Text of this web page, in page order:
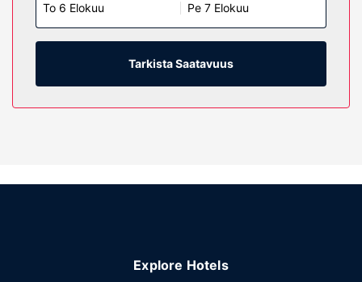
sen varusteluun kuuluu kylpyamme tai suihku, ilmaiset
hygieniatuotteet ja hiustenkuivaaja. Varusteluun kuuluu
työpöytä, kahvin-/vedenkeitin ja puhelin (ilmaiset
Kiinteistön miellyttävyys
Seuraavat palvelut ovat saatavilla: ilmainen langaton
pyykinpesutilat ja kahvi-/teetarjoilu yleisissä tiloissa.
To 6 Elokuu Pe 7 Elokuu
Tarkista Saatavuus
Explore Hotels